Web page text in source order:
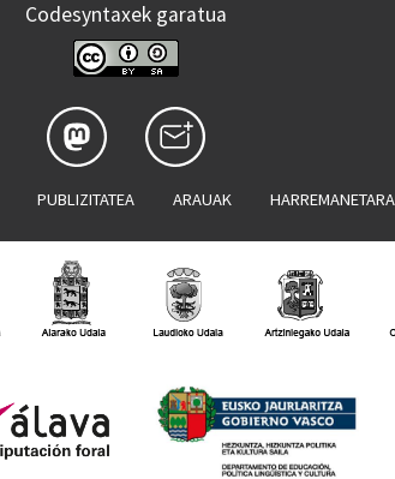
Codesyntaxek garatua
PUBLIZITATEA ARAUAK